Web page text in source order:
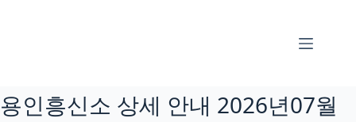
건
용인흥신소 상세 안내 2026년07월